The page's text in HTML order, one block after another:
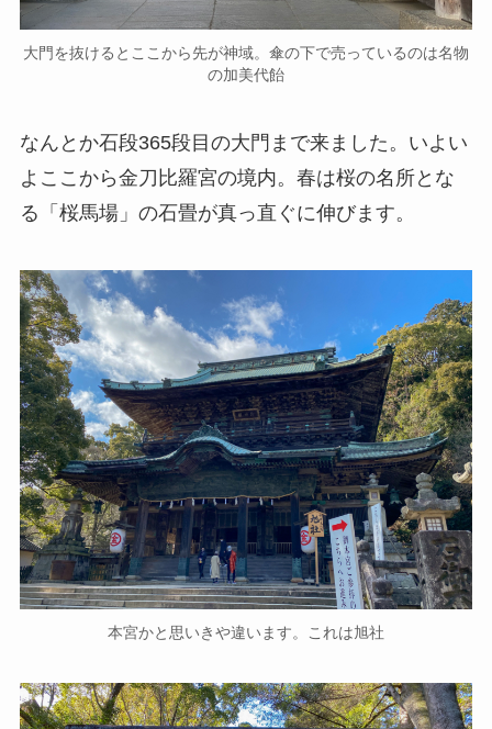
大門を抜けるとここから先が神域。傘の下で売っているのは名物
の加美代飴
なんとか石段365段目の大門まで来ました。いよい
よここから金刀比羅宮の境内。春は桜の名所とな
る「桜馬場」の石畳が真っ直ぐに伸びます。
本宮かと思いきや違います。これは旭社